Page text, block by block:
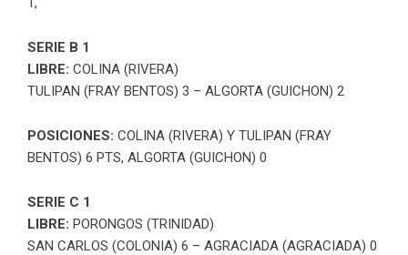
SERIE B 1
LIBRE: COLINA (RIVERA)
TULIPAN (FRAY BENTOS) 3 – ALGORTA (GUICHON) 2
POSICIONES: COLINA (RIVERA) Y TULIPAN (FRAY
BENTOS) 6 PTS, ALGORTA (GUICHON) 0
SERIE C 1
LIBRE: PORONGOS (TRINIDAD)
SAN CARLOS (COLONIA) 6 – AGRACIADA (AGRACIADA) 0